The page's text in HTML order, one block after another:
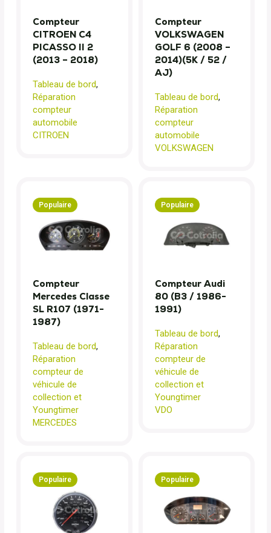
Compteur
CITROEN C4
PICASSO II 2
(2013 – 2018)
Tableau de bord,
Réparation
compteur
automobile
CITROEN
Compteur
VOLKSWAGEN
GOLF 6 (2008 –
2014)(5K / 52 /
AJ)
Tableau de bord,
Réparation
compteur
automobile
VOLKSWAGEN
Populaire
Compteur
Mercedes Classe
SL R107 (1971-
1987)
Tableau de bord,
Réparation
compteur de
véhicule de
collection et
Youngtimer
MERCEDES
Populaire
Compteur Audi
80 (B3 / 1986-
1991)
Tableau de bord,
Réparation
compteur de
véhicule de
collection et
Youngtimer
VDO
Populaire Populaire